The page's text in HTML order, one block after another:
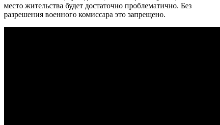
место жительства будет достаточно проблематично. Без
разрешения военного комиссара это запрещено.